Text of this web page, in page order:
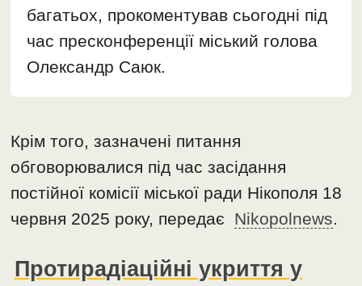
багатьох, прокоментував сьогодні під
час пресконференції міський голова
Олександр Саюк.
Крім того, зазначені питання
обговорювалися під час засідання
постійної комісії міської ради Нікополя 18
червня 2025 року, передає Nikopolnews.
Протирадіаційні укриття у